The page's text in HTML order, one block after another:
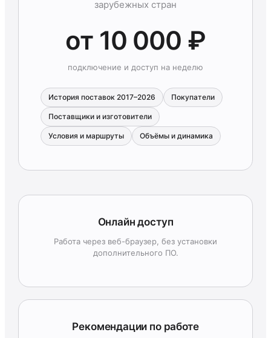
зарубежных стран
от 10 000 ₽
подключение и доступ на неделю
История поставок 2017–2026 Покупатели
Поставщики и изготовители
Условия и маршруты Объёмы и динамика
Онлайн доступ
Работа через веб-браузер, без установки
дополнительного ПО.
Рекомендации по работе